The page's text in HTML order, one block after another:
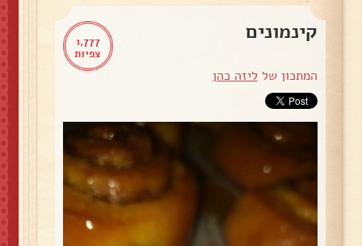
1,777
צפיות
קינמונים
המתכון של ליזה כהן